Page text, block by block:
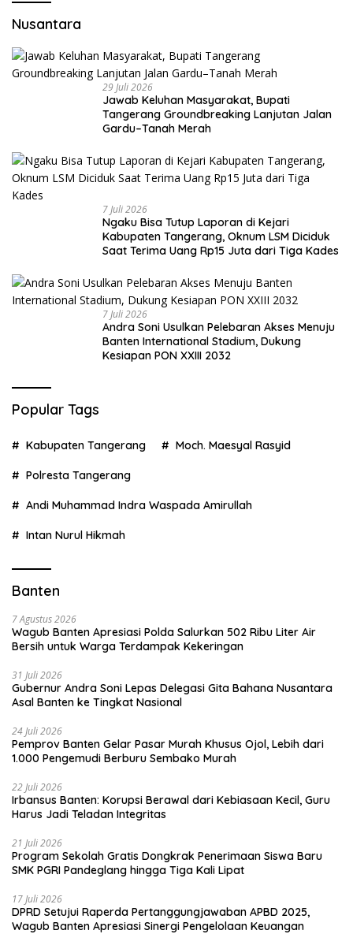
Nusantara
29 Juli 2026
Jawab Keluhan Masyarakat, Bupati
Tangerang Groundbreaking Lanjutan Jalan
Gardu–Tanah Merah
7 Juli 2026
Ngaku Bisa Tutup Laporan di Kejari
Kabupaten Tangerang, Oknum LSM Diciduk
Saat Terima Uang Rp15 Juta dari Tiga Kades
7 Juli 2026
Andra Soni Usulkan Pelebaran Akses Menuju
Banten International Stadium, Dukung
Kesiapan PON XXIII 2032
Popular Tags
Kabupaten Tangerang Moch. Maesyal Rasyid
Polresta Tangerang
Andi Muhammad Indra Waspada Amirullah
Intan Nurul Hikmah
Banten
7 Agustus 2026
Wagub Banten Apresiasi Polda Salurkan 502 Ribu Liter Air
Bersih untuk Warga Terdampak Kekeringan
31 Juli 2026
Gubernur Andra Soni Lepas Delegasi Gita Bahana Nusantara
Asal Banten ke Tingkat Nasional
24 Juli 2026
Pemprov Banten Gelar Pasar Murah Khusus Ojol, Lebih dari
1.000 Pengemudi Berburu Sembako Murah
22 Juli 2026
Irbansus Banten: Korupsi Berawal dari Kebiasaan Kecil, Guru
Harus Jadi Teladan Integritas
21 Juli 2026
Program Sekolah Gratis Dongkrak Penerimaan Siswa Baru
SMK PGRI Pandeglang hingga Tiga Kali Lipat
17 Juli 2026
DPRD Setujui Raperda Pertanggungjawaban APBD 2025,
Wagub Banten Apresiasi Sinergi Pengelolaan Keuangan